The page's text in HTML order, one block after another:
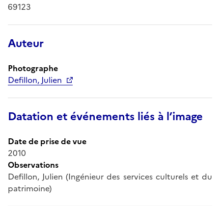
69123
Auteur
Photographe
Defillon, Julien
Datation et événements liés à l’image
Date de prise de vue
2010
Observations
Defillon, Julien (Ingénieur des services culturels et du
patrimoine)